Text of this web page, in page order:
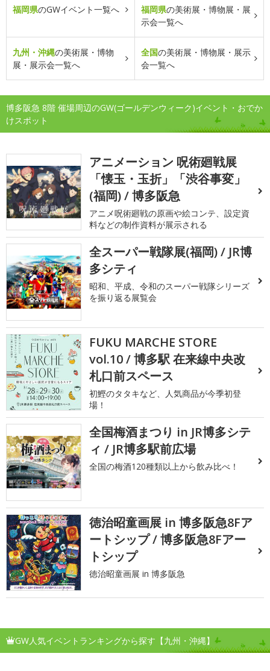
福岡県のGWイベント一覧へ 福岡県の美術展・博物展・展
示会一覧へ
九州・沖縄の美術展・博物
展・展示会一覧へ
全国の美術展・博物展・展示
会一覧へ
博多阪急 8階 催場周辺のGW(ゴールデンウィーク)イベント・おでか
けスポット
アニメーション 呪術廻戦展
「懐玉・玉折」「渋谷事変」
(福岡) / 博多阪急
アニメ呪術廻戦の原画や絵コンテ、設定資
料などの制作資料が展示される
全スーパー戦隊展(福岡) / JR博
多シティ
昭和、平成、令和のスーパー戦隊シリーズ
を振り返る展覧会
FUKU MARCHE STORE
vol.10 / 博多駅 在来線中央改
札口前スペース
初鰹のタタキなど、人気商品が今季初登
場！
全国梅酒まつり in JR博多シテ
ィ / JR博多駅前広場
全国の梅酒120種類以上から飲み比べ！
徳治昭童画展 in 博多阪急8Fア
ートシップ / 博多阪急8Fアー
トシップ
徳治昭童画展 in 博多阪急
GW人気イベントランキングから探す【九州・沖縄】